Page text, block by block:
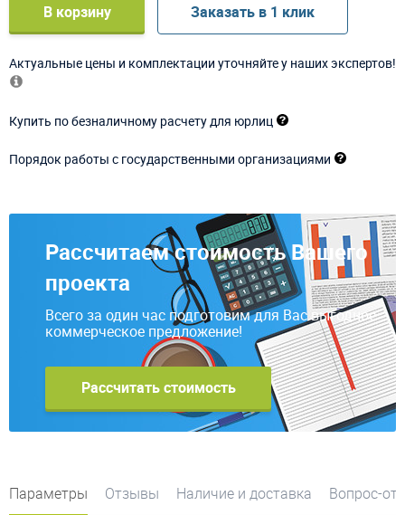
В корзину Заказать в 1 клик
Актуальные цены и комплектации уточняйте у наших экспертов!
Купить по безналичному расчету для юрлиц
Порядок работы с государственными организациями
Рассчитаем стоимость Вашего
проекта
Всего за один час подготовим для Вас выгодное
коммерческое предложение!
Рассчитать стоимость
Параметры Отзывы Наличие и доставка Вопрос-